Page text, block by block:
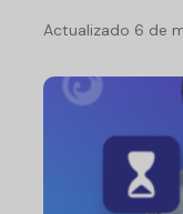
Actualizado 6 de